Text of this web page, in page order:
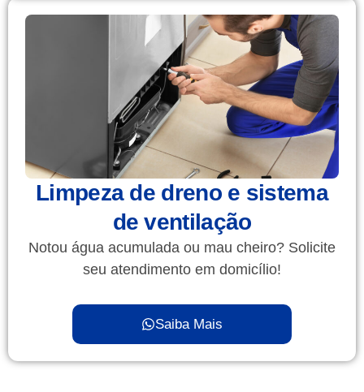
Limpeza de dreno e sistema
de ventilação
Notou água acumulada ou mau cheiro? Solicite
seu atendimento em domicílio!
Saiba Mais